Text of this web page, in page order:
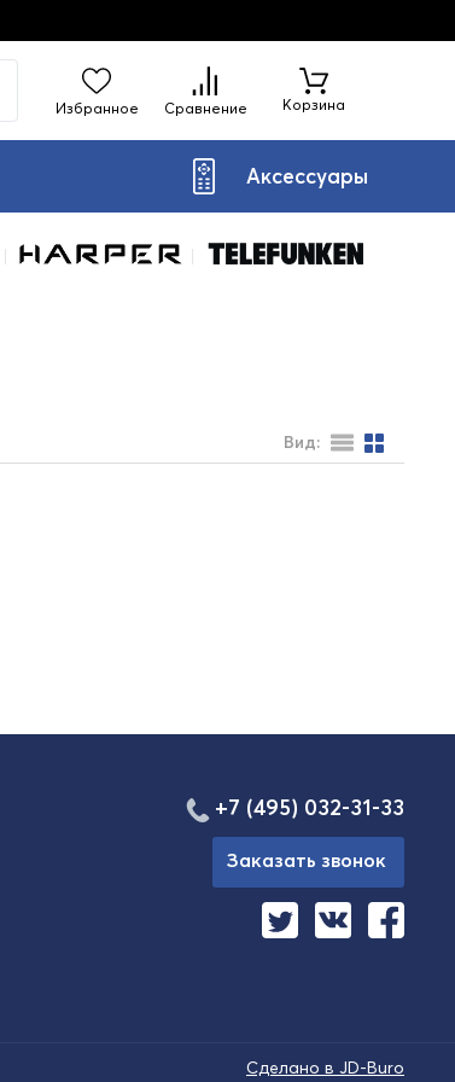
Избранное Сравнение Корзина
Аксессуары
Вид:
+7 (495) 032-31-33
Заказать звонок
Сделано в JD-Buro